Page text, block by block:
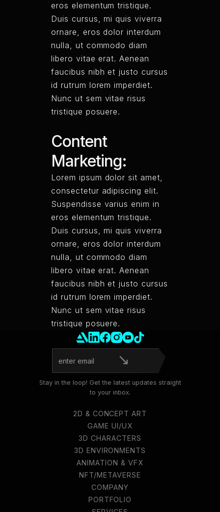
eros elementum tristique.
Duis cursus, mi quis viverra
ornare, eros dolor interdum
nulla, ut commodo diam
libero vitae erat. Aenean
faucibus nibh et justo cursus
id rutrum lorem imperdiet.
Nunc ut sem vitae risus
tristique posuere.
Content
Marketing:
Lorem ipsum dolor sit amet,
consectetur adipiscing elit.
Suspendisse varius enim in
eros elementum tristique.
Duis cursus, mi quis viverra
ornare, eros dolor interdum
nulla, ut commodo diam
libero vitae erat. Aenean
faucibus nibh et justo cursus
id rutrum lorem imperdiet.
Nunc ut sem vitae risus
tristique posuere.
Stay in the loop! Get the latest updates straight
to your inbox.
2D & CONCEPT ART
2D & CONCEPT ART
GAME UI/UX
GAME UI/UX
3D CHARACTERS
3D CHARACTERS
3D ENVIRONMENTS
3D ENVIRONMENTS
ANIMATION & VFX
ANIMATION & VFX
NFT/METAVERSE
CINEMATICS &
TRAILERS
COMPANY
COMPANY
PORTFOLIO